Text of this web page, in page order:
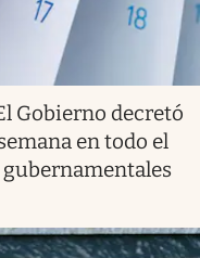
Gobierno decretó
en todo el